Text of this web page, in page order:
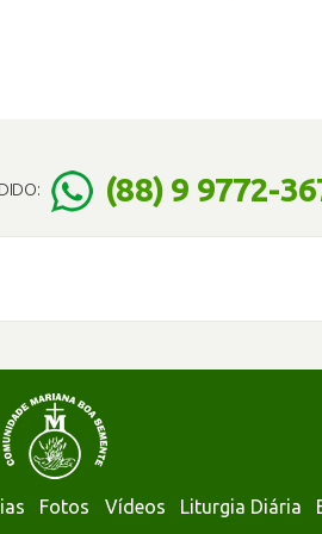
(88) 9 9772-
Fotos Vídeos Liturgia Diária